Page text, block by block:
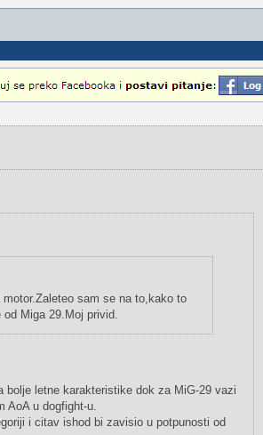
sam se na to,kako to
Miga 29.Moj privid.
bolje letne karakteristike dok za MiG-29 vazi
AoA u dogfight-u.
i citav ishod bi zavisio u potpunosti od